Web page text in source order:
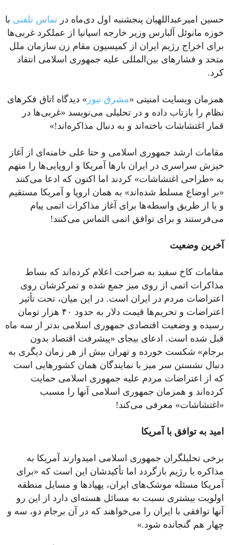
حسین امیرعبداللهیان پنجشنبه اول دی‌ماه در تماس تلفنی با
خوزه مانوئل آلبارس وزیر خارجه اسپانیا از عملکرد غربی‌ها
برای اخراج رژیم ایران از کمیسیون مقام زن سازمان ملل
متحد و فشارهای بین‌المللی علیه جمهوری اسلامی انتقاد
کرد.
همزمان وبسایت امنیتی «مشرق نیوز » دیدگاه اتاق‌ فکرهای
نظام را بازتاب داده و در تحلیلی می‌نویسد «غربی‌ها در
قمار اغتشاشات باخته‌اند و به دنبال مذاکره‌اند!»
مقامات ارشد جمهوری اسلامی و حتا علی خامنه‌ای از آغاز
خیزش سراسری در ایران بارها آمریکا و اروپایی‌ها را متهم
به «طراحی اغتشاشات» کردند اما اکنون که ادعا می‌کنند
«بر اوضاع مسلط شده‌اند» به همان اروپا و آمریکا مستقیم
و یا از طریق واسطه‌ها برای آغاز مذاکرات اتمی پیام
می‌فرستند و برای توافق اتمی التماس می‌کنند!
آخرین وضعیت
مقامات کاخ سفید به صراحت اعلام کرده‌اند که بساط
مذاکرات اتمی از روی میز جمع شده و تمرکزشان روی
اعتراضات مردم در ایران است. در این میان، تحت تأثیر
اعتراضات و تحریم‌ها قیمت دلار به حدود ۴۰ هزار تومان
رسیده و وضعیت اقتصادی جمهوری اسلامی بدتر از سه ماه
قبل شده است. ادعای بیجای «پیشرفت اقتصاد بدون
برجام» شکست خورده و تهران بیش از هر زمان دیگری به
دنبال نشستن سر میز با نمایندگان همان کشورهایی است
که از اعتراضات مردم علیه جمهوری اسلامی حمایت
کرده‌اند و همزمان جمهوری اسلامی آنها را مسبب
«اغتشاشات» معرفی می‌کند!
امید به توافق با آمریکا
برخی تحلیلگران جمهوری اسلامی امیدوارند آمریکا به
مذاکره با رژیم بازگردد اما تأکیدشان این است که «برای
آمریکا مسئله موشک‌های ایران، پهپادها و مسایل منطقه
اولویت بیشتری نسبت به مسائل هسته‌ای دارد از این رو
آنها توافقی با ایران را می‌خواهند که در آن برجام دو، سه و
چهار هم گنجانده شود.»